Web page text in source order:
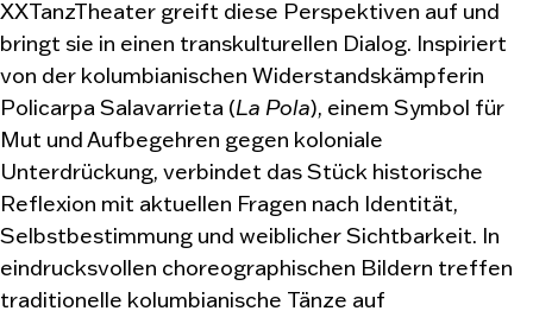
XXTanzTheater greift diese Perspektiven auf und
bringt sie in einen transkulturellen Dialog. Inspiriert
von der kolumbianischen Widerstandskämpferin
Policarpa Salavarrieta (La Pola), einem Symbol für
Mut und Aufbegehren gegen koloniale
Unterdrückung, verbindet das Stück historische
Reflexion mit aktuellen Fragen nach Identität,
Selbstbestimmung und weiblicher Sichtbarkeit. In
eindrucksvollen choreographischen Bildern treffen
traditionelle kolumbianische Tänze auf